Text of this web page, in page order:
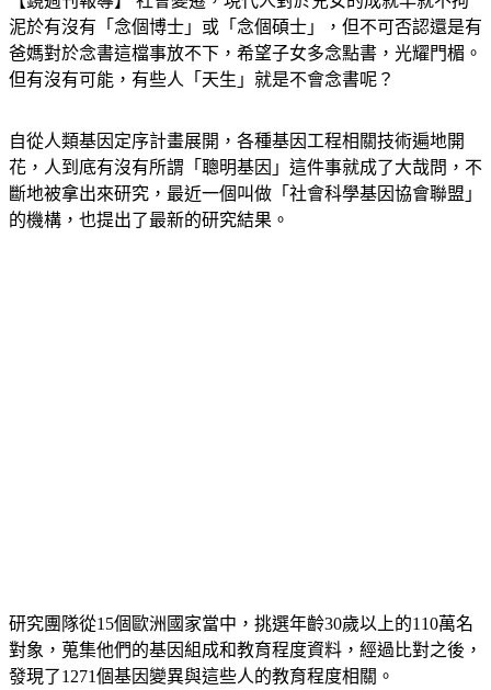
【鏡週刊報導】 社會變遷，現代人對於兒女的成就早就不拘
泥於有沒有「念個博士」或「念個碩士」，但不可否認還是有
爸媽對於念書這檔事放不下，希望子女多念點書，光耀門楣。
自從人類基因定序計畫展開，各種基因工程相關技術遍地開
花，人到底有沒有所謂「聰明基因」這件事就成了大哉問，不
斷地被拿出來研究，最近一個叫做「社會科學基因協會聯盟」
研究團隊從15個歐洲國家當中，挑選年齡30歲以上的110萬名
對象，蒐集他們的基因組成和教育程度資料，經過比對之後，